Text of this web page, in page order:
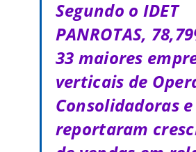
Segundo o IDET
PANROTAS,
33 maiores
verticais de
Consolidadoras e
reportaram